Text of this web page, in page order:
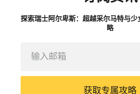
探索瑞士阿尔卑斯：超越采尔马特与
略
获取专属攻略